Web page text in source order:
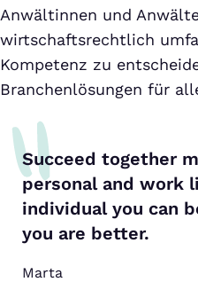
Anwältinnen und
wirtschaftsrechtlich
Kompetenz zu
Branchenlösungen für
Succeed together
personal and work
individual you can
you are better.
Marta